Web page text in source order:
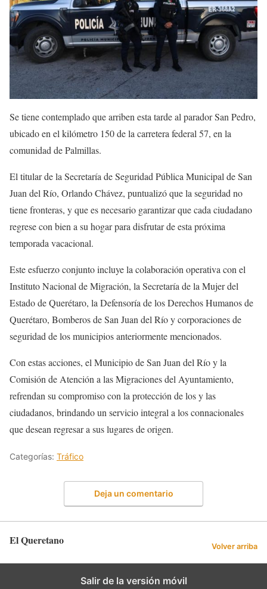
Se tiene contemplado que arriben esta tarde al parador San Pedro,
ubicado en el kilómetro 150 de la carretera federal 57, en la
comunidad de Palmillas.
El titular de la Secretaría de Seguridad Pública Municipal de San
Juan del Río, Orlando Chávez, puntualizó que la seguridad no
tiene fronteras, y que es necesario garantizar que cada ciudadano
regrese con bien a su hogar para disfrutar de esta próxima
temporada vacacional.
Este esfuerzo conjunto incluye la colaboración operativa con el
Instituto Nacional de Migración, la Secretaría de la Mujer del
Estado de Querétaro, la Defensoría de los Derechos Humanos de
Querétaro, Bomberos de San Juan del Río y corporaciones de
seguridad de los municipios anteriormente mencionados.
Con estas acciones, el Municipio de San Juan del Río y la
Comisión de Atención a las Migraciones del Ayuntamiento,
refrendan su compromiso con la protección de los y las
ciudadanos, brindando un servicio integral a los connacionales
que desean regresar a sus lugares de origen.
Categorías: Tráfico
Deja un comentario
El Queretano Volver arriba
Salir de la versión móvil